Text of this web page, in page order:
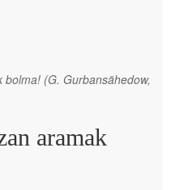
bolma! (G. Gurbansähedow,
aramak